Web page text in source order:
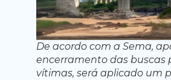
De acordo com a Sema,
encerramento das buscas
vítimas, será aplicado um